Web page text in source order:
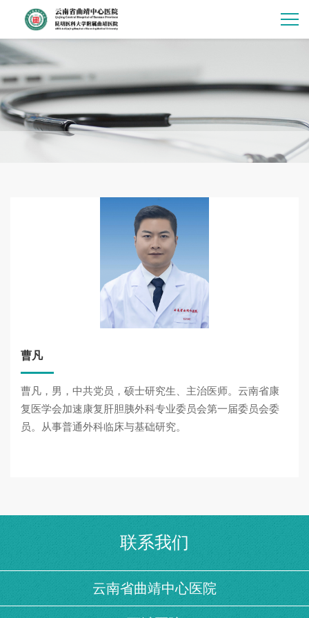
曹凡
曹凡，男，中共党员，硕士研究生、主治医师。云南省康
复医学会加速康复肝胆胰外科专业委员会第一届委员会委
员。从事普通外科临床与基础研究。
联系我们
云南省曲靖中心医院